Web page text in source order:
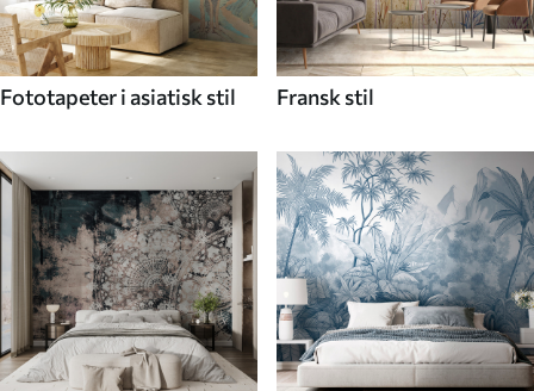
Fototapeter i asiatisk stil Fransk stil